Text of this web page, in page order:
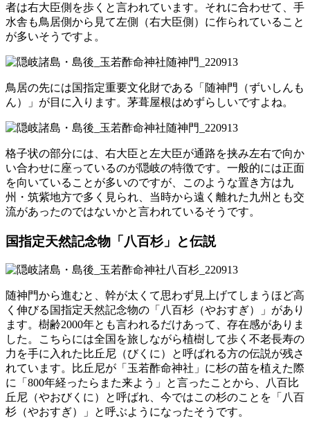
者は右大臣側を歩くと言われています。それに合わせて、手
水舎も鳥居側から見て左側（右大臣側）に作られていること
が多いそうですよ。
鳥居の先には国指定重要文化財である「随神門（ずいしんも
ん）」が目に入ります。茅葺屋根はめずらしいですよね。
格子状の部分には、右大臣と左大臣が通路を挟み左右で向か
い合わせに座っているのが隠岐の特徴です。一般的には正面
を向いていることが多いのですが、このような置き方は九
州・筑紫地方で多く見られ、当時から遠く離れた九州とも交
流があったのではないかと言われているそうです。
国指定天然記念物「八百杉」と伝説
随神門から進むと、幹が太くて思わず見上げてしまうほど高
く伸びる国指定天然記念物の「八百杉（やおすぎ）」があり
ます。樹齢2000年とも言われるだけあって、存在感がありま
した。こちらには全国を旅しながら植樹して歩く不老長寿の
力を手に入れた比丘尼（びくに）と呼ばれる方の伝説が残さ
れています。比丘尼が「玉若酢命神社」に杉の苗を植えた際
に「800年経ったらまた来よう」と言ったことから、八百比
丘尼（やおびくに）と呼ばれ、今ではこの杉のことを「八百
杉（やおすぎ）」と呼ぶようになったそうです。